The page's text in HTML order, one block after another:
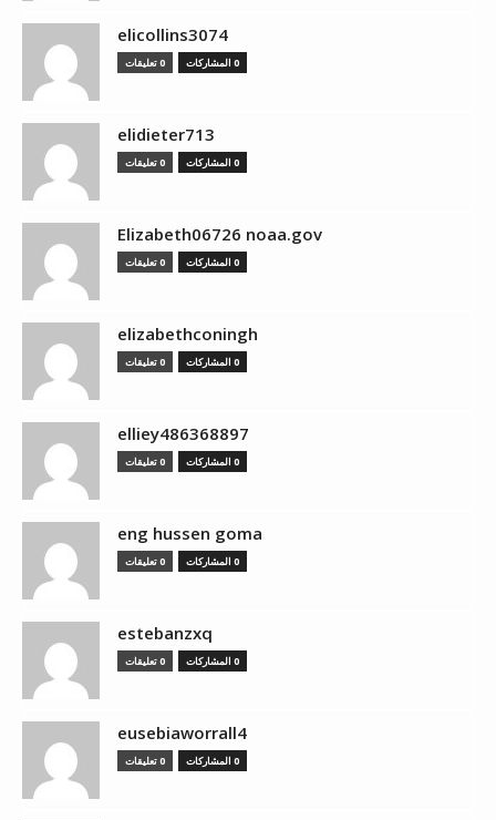
elicollins3074
0 المشاركات 0 تعليقات
elidieter713
0 المشاركات 0 تعليقات
Elizabeth06726 noaa.gov
0 المشاركات 0 تعليقات
elizabethconingh
0 المشاركات 0 تعليقات
elliey486368897
0 المشاركات 0 تعليقات
eng hussen goma
0 المشاركات 0 تعليقات
estebanzxq
0 المشاركات 0 تعليقات
eusebiaworrall4
0 المشاركات 0 تعليقات